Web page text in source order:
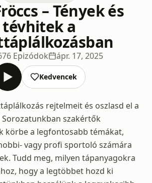
– Tények és
tévhitek a
6 Epizódok ápr. 17, 2025
Kedvencek
rejtelmeit és oszlasd el a
szakértők
körbe a legfontosabb témákat,
vagy profi sportoló számára
Tudd meg, milyen tápanyagokra
hogy a legtöbbet hozd ki